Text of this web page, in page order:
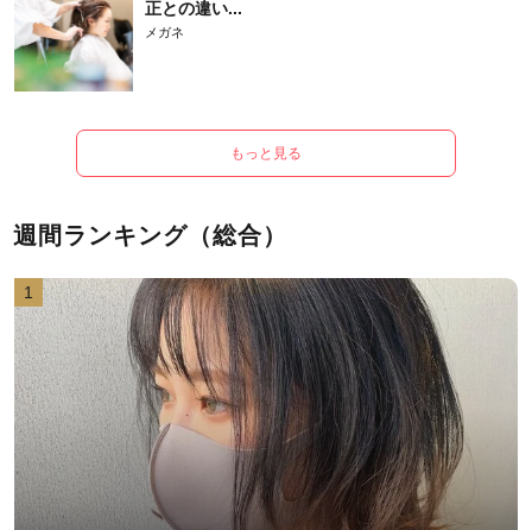
正との違い...
メガネ
もっと見る
週間ランキング（総合）
1